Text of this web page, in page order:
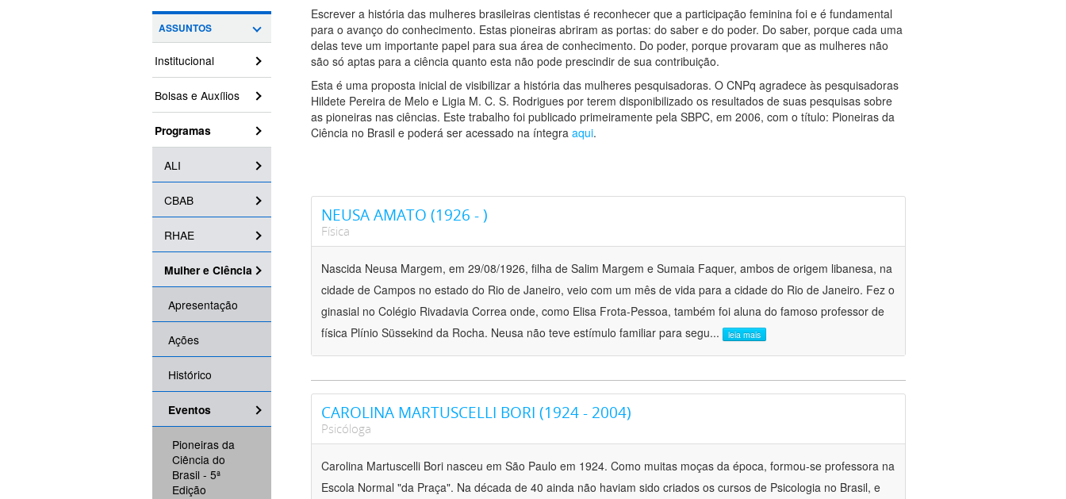
ASSUNTOS
Institucional
Bolsas e Auxílios
Programas
ALI
CBAB
RHAE
Mulher e Ciência
Apresentação
Ações
Histórico
Eventos
Pioneiras da
Ciência do
Brasil - 5ª
Edição
Escrever a história das mulheres brasileiras cientistas é reconhecer que a participação feminina foi e é fundamental
para o avanço do conhecimento. Estas pioneiras abriram as portas: do saber e do poder. Do saber, porque cada uma
delas teve um importante papel para sua área de conhecimento. Do poder, porque provaram que as mulheres não
são só aptas para a ciência quanto esta não pode prescindir de sua contribuição.
Esta é uma proposta inicial de visibilizar a história das mulheres pesquisadoras. O CNPq agradece às pesquisadoras
Hildete Pereira de Melo e Ligia M. C. S. Rodrigues por terem disponibilizado os resultados de suas pesquisas sobre
as pioneiras nas ciências. Este trabalho foi publicado primeiramente pela SBPC, em 2006, com o título: Pioneiras da
Ciência no Brasil e poderá ser acessado na íntegra aqui.
NEUSA AMATO (1926 - )
Física
Nascida Neusa Margem, em 29/08/1926, filha de Salim Margem e Sumaia Faquer, ambos de origem libanesa, na
cidade de Campos no estado do Rio de Janeiro, veio com um mês de vida para a cidade do Rio de Janeiro. Fez o
ginasial no Colégio Rivadavia Correa onde, como Elisa Frota-Pessoa, também foi aluna do famoso professor de
física Plínio Süssekind da Rocha. Neusa não teve estímulo familiar para segu... leia mais
CAROLINA MARTUSCELLI BORI (1924 - 2004)
Psicóloga
Carolina Martuscelli Bori nasceu em São Paulo em 1924. Como muitas moças da época, formou-se professora na
Escola Normal "da Praça". Na década de 40 ainda não haviam sido criados os cursos de Psicologia no Brasil, e